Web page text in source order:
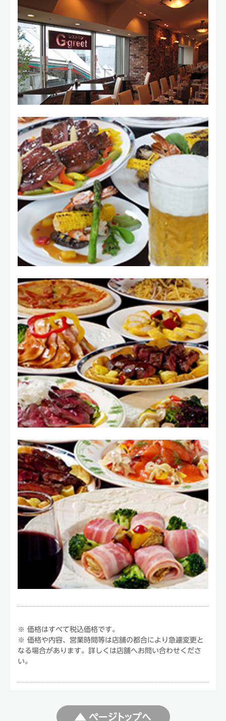
※ 価格はすべて税込価格です。
※ 価格や内容、営業時間等は店舗の都合により急遽変更と
なる場合があります。詳しくは店舗へお問い合わせくださ
い。